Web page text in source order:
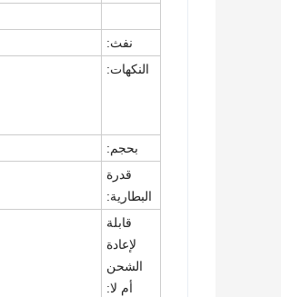
نفث:
النكهات:
بحجم:
قدرة
البطارية:
قابلة
لإعادة
الشحن
أم لا: